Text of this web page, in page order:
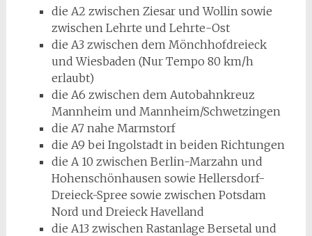
die A2 zwischen Ziesar und Wollin sowie
zwischen Lehrte und Lehrte-Ost
die A3 zwischen dem Mönchhofdreieck
und Wiesbaden (Nur Tempo 80 km/h
erlaubt)
die A6 zwischen dem Autobahnkreuz
Mannheim und Mannheim/Schwetzingen
die A7 nahe Marmstorf
die A9 bei Ingolstadt in beiden Richtungen
die A 10 zwischen Berlin-Marzahn und
Hohenschönhausen sowie Hellersdorf-
Dreieck-Spree sowie zwischen Potsdam
Nord und Dreieck Havelland
die A13 zwischen Rastanlage Bersetal und